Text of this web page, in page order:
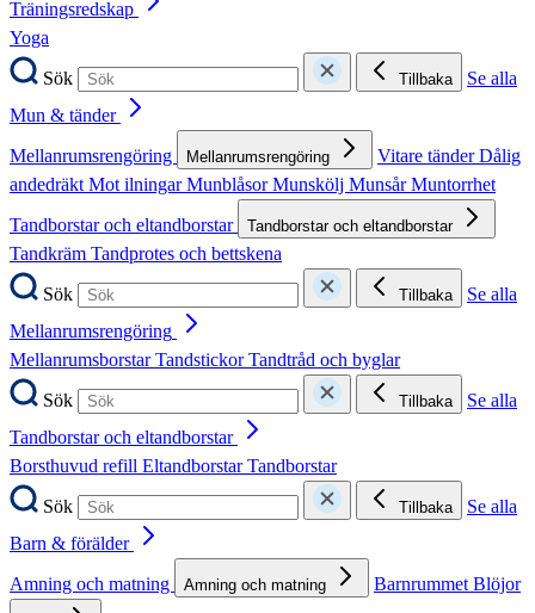
Träningsredskap
Yoga
Sök
Tillbaka
Se alla
Mun & tänder
Mellanrumsrengöring
Mellanrumsrengöring Vitare tänderDålig
andedräktMot ilningarMunblåsorMunskölj MunsårMuntorrhet
Tandborstar och eltandborstar
Tandborstar och eltandborstar
Tandkräm Tandprotes och bettskena
Sök
Tillbaka
Se alla
Mellanrumsrengöring
MellanrumsborstarTandstickorTandtråd och byglar
Sök
Tillbaka
Se alla
Tandborstar och eltandborstar
Borsthuvud refill EltandborstarTandborstar
Sök
Tillbaka
Se alla
Barn & förälder
Amning och matning
Amning och matning BarnrummetBlöjor